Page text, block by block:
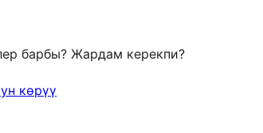
барбы? Жардам керекпи?
көрүү